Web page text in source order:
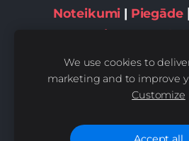
Noteikumi | Piegāde
We use cookies to
marketing and to improve
Customize